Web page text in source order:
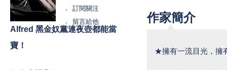
作家簡介
★擁有一流目光，擁
訂閱關注
留言給他
Alfred 黑金奴黨連夜壺都能當
寶！